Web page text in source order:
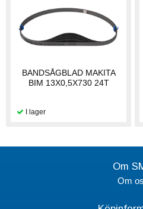
BANDSÅGBLAD MAKITA
BIM 13X0,5X730 24T
Om
Om